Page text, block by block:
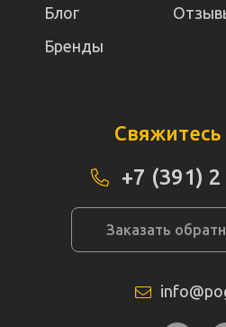
Блог
Бренды
Свяжитесь
+7 (391)
Заказать